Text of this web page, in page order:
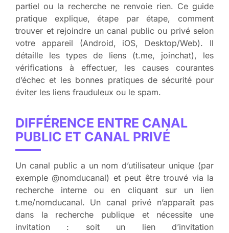
partiel ou la recherche ne renvoie rien. Ce guide
pratique explique, étape par étape, comment
trouver et rejoindre un canal public ou privé selon
votre appareil (Android, iOS, Desktop/Web). Il
détaille les types de liens (t.me, joinchat), les
vérifications à effectuer, les causes courantes
d’échec et les bonnes pratiques de sécurité pour
éviter les liens frauduleux ou le spam.
DIFFÉRENCE ENTRE CANAL
PUBLIC ET CANAL PRIVÉ
Un canal public a un nom d’utilisateur unique (par
exemple @nomducanal) et peut être trouvé via la
recherche interne ou en cliquant sur un lien
t.me/nomducanal. Un canal privé n’apparaît pas
dans la recherche publique et nécessite une
invitation : soit un lien d’invitation